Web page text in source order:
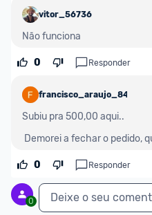
vitor_56736
Não funciona
0 Responder
francisco_araujo_847805
Subiu pra 500,00 aqui..
Demorei a fechar o pedido,
0 Responder
0 Deixe o seu